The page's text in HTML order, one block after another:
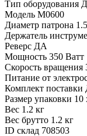
Тип оборудования
Модель M0600
Диаметр патрона
Держатель
Реверс ДА
Мощность 350 Ватт
Скорость вращения
Питание от
Комплект поставки
Размер упаковки 10
Вес 1.2 кг
Вес брутто 1.2 кг
ID склад 708503